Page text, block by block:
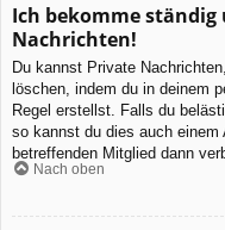
Ich bekomme
Nachrichten!
Du kannst Private
löschen, indem du in deinem
Regel erstellst. Falls du
so kannst du dies auch einem
betreffenden Mitglied dann
Nach oben